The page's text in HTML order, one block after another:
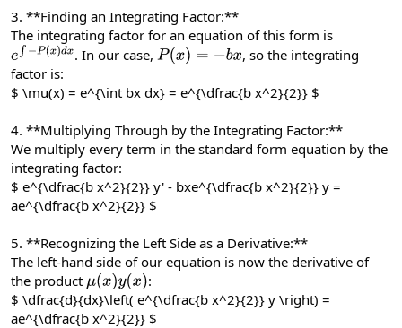
3. **Finding an Integrating Factor:**
The integrating factor for an equation of this form is
e∫−P(x)dx . In our case, P(x)=−bx
, so the integrating
factor is:
$ \mu(x) = e^{\int bx dx} = e^{\dfrac{b x^2}{2}} $
4. **Multiplying Through by the Integrating Factor:**
We multiply every term in the standard form equation by the
integrating factor:
$ e^{\dfrac{b x^2}{2}} y' - bxe^{\dfrac{b x^2}{2}} y =
ae^{\dfrac{b x^2}{2}} $
5. **Recognizing the Left Side as a Derivative:**
The left-hand side of our equation is now the derivative of
the product μ(x)y(x)
:
$ \dfrac{d}{dx}\left( e^{\dfrac{b x^2}{2}} y \right) =
ae^{\dfrac{b x^2}{2}} $